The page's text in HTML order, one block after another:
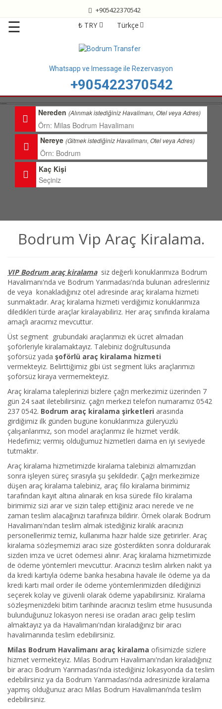
Bodrum
Havalimanı
Bodrum
Transfer
Fiyatları
Transfer
Bölgelerimiz
Hizmetlerimiz
Hakkımızda
+905422370542
☰ ₺ TRY Türkçe
Whatsapp ve Imessage ile Rezervasyon
+905422370542
Nereden(Alınmak istediğiniz Havalimanı, Otel veya Adres)
Nereye(Gitmek istediğiniz Havalimanı, Otel veya Adres)
Kaç Kişi
Bodrum Vip Araç Kiralama.
VIP Bodrum araç kiralamasiz değerli konuklarımıza Bodrum
Havalimanı'nda ve Bodrum Yarımadası'nda bulunan adresleriniz
de veya konakladığınız otel adresinde araç kiralama hizmeti
sunmaktadır. Araç kiralama hizmeti verdiğimiz konuklarımıza
diledikleri türde araçlar kiralayabiliriz. Her araç sınıfında kiralama
amaçlı aracımız mevcuttur.
Üst segment grubundaki araçlarımızı ek ücret almadan
şoförleriyle kiralamaktayız. Talebiniz doğrultusunda
şoförsüz yada şoförlü araç kiralama hizmeti
vermekteyiz. Belirttiğimiz gibi üst segment lüks araçlarımızı
şoförsüz kiraya vermemekteyiz.
Araç kiralama taleplerinizi bizlere çağrı merkezimiz üzerinden 7
gün 24 saat iletebilirsiniz. çağrı merkezi telefon numaramız 0542
237 0542. Bodrum araç kiralama şirketleri arasında
girdiğimiz ilk günden bugüne konuklarımıza güleryüzlü
çalışanlarımız, son model araçlarımız ile hizmet verdik.
Hedefimiz; vermiş olduğumuz hizmetleri daima en iyi seviyede
tutmaktır.
Araç kiralama hizmetimizde kiralama talebinizi almamızdan
sonra işleyen süreç sırasıyla şu şekildedir. Çağrı merkezimize
düşen araç kiralama talebiniz, araç filo kiralama birimimiz
tarafından kayıt altına alınarak en kısa sürede filo kiralama
birimimiz sizi arar ve sizin talep ettiğiniz aracı nerede ve ne
zaman teslim alacağınızı tarafınıza bildirir. Örnek olarak Bodrum
Havalimanı'ndan teslim almak istediğiniz kiralık aracınızı
personellerimiz temiz, kullanıma hazır halde size getirirler. Araç
kiralama sözleşmemizi aracı size gösterdikten sonra doldurarak
sizden imza ve ücret ödemesi alınır. Araç kiralama hizmetimizde
de ödeme yöntemleri mevcuttur. Aracınızı teslim alırken nakit ya
da kredi kartıyla ödeme banka hesabına havale ile ödeme ya da
kredi kartı mail order ile ödeme yöntemlerimizden dilediğinizi
seçerek kolay ve güvenli olarak ödeme yapabilirsiniz. Kiralama
sözleşmenizdeki bitim tarihinde aracınızı teslim etme hususunda
bulunduğunuz lokasyon neresi ise oradan aracı gelip teslim
almaktayız ya da Havalimanı'ndan kiraladığınız bir aracı
havalimanında teslim edebilirsiniz.
Milas Bodrum Havalimanı araç kiralama ofisimizde sizlere
hizmet vermekteyiz. Milas Bodrum Havalimanı'ndan kiraladığınız
bir aracı Bodrum Yarımadası'nda istediğiniz lokasyonda da teslim
edebilirsiniz ya da Bodrum Yarımadası'nda adresinizde kiralama
yapmış olduğunuz aracı Milas Bodrum Havalimanı’nda teslim
edebilirsiniz.